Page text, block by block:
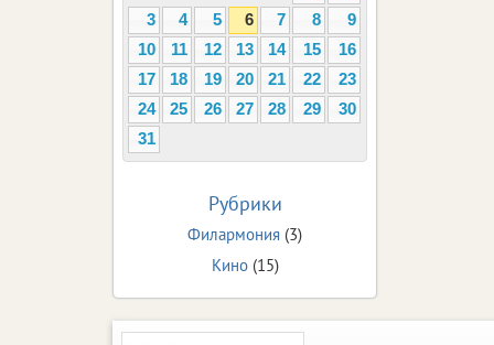
3
4 5 6 7 8
9
10
11 12 13 14 15
16
17
18 19 20 21 22
23
24
25 26 27 28 29
30
31
Рубрики
Филармония (3)
Кино(15)